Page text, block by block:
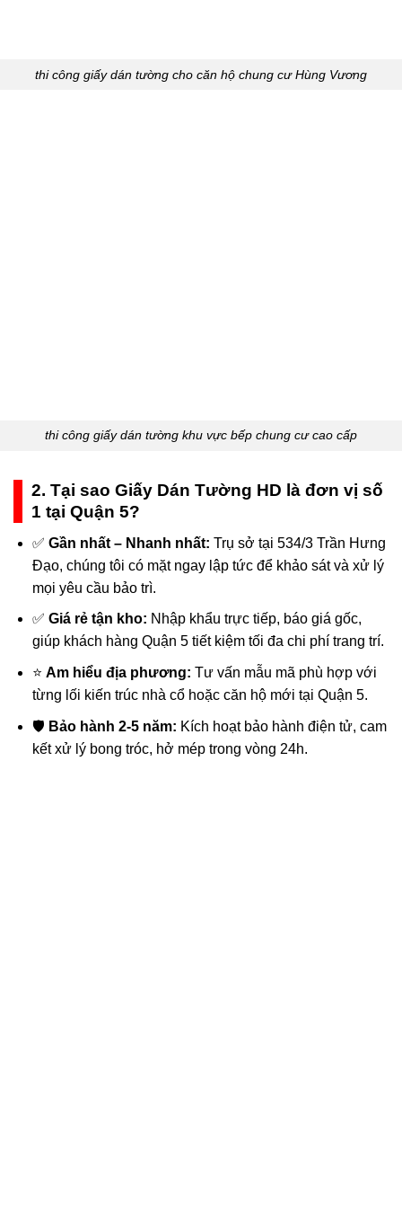
thi công giấy dán tường cho căn hộ chung cư Hùng Vương
thi công giấy dán tường khu vực bếp chung cư cao cấp
2. Tại sao Giấy Dán Tường HD là đơn vị số
1 tại Quận 5?
✅ Gần nhất – Nhanh nhất: Trụ sở tại 534/3 Trần Hưng
Đạo, chúng tôi có mặt ngay lập tức để khảo sát và xử lý
mọi yêu cầu bảo trì.
✅ Giá rẻ tận kho: Nhập khẩu trực tiếp, báo giá gốc,
giúp khách hàng Quận 5 tiết kiệm tối đa chi phí trang trí.
⭐ Am hiểu địa phương: Tư vấn mẫu mã phù hợp với
từng lối kiến trúc nhà cổ hoặc căn hộ mới tại Quận 5.
🛡️ Bảo hành 2-5 năm: Kích hoạt bảo hành điện tử, cam
kết xử lý bong tróc, hở mép trong vòng 24h.